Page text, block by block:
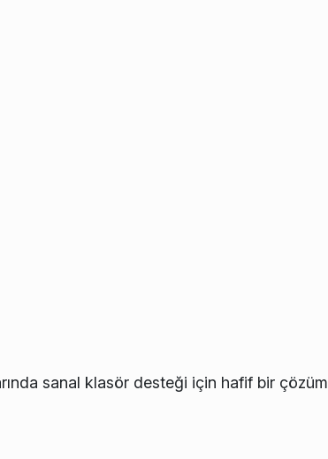
sanal klasör desteği için hafif bir çözüm